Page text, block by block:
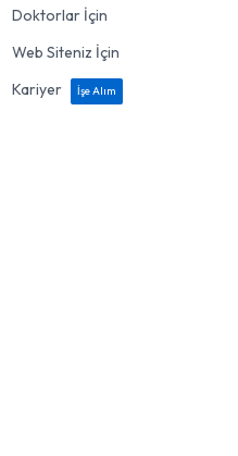
Doktorlar İçin
Web Siteniz İçin
Kariyer
İşe Alım